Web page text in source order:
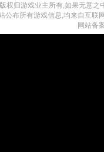
权归游戏业主所有,如果无意之
公布所有游戏信息,均来自互联
网站备